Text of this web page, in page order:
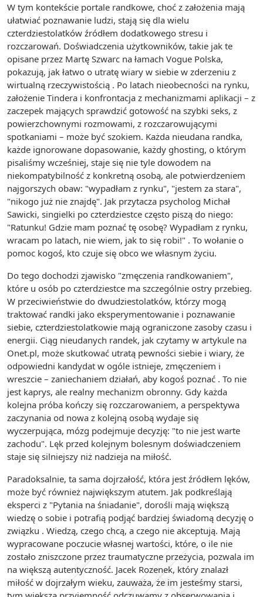
W tym kontekście portale randkowe, choć z założenia mają
ułatwiać poznawanie ludzi, stają się dla wielu
czterdziestolatków źródłem dodatkowego stresu i
rozczarowań. Doświadczenia użytkowników, takie jak te
opisane przez Martę Szwarc na łamach Vogue Polska,
pokazują, jak łatwo o utratę wiary w siebie w zderzeniu z
wirtualną rzeczywistością . Po latach nieobecności na rynku,
założenie Tindera i konfrontacja z mechanizmami aplikacji – z
zaczepek mających sprawdzić gotowość na szybki seks, z
powierzchownymi rozmowami, z rozczarowującymi
spotkaniami – może być szokiem. Każda nieudana randka,
każde ignorowane dopasowanie, każdy ghosting, o którym
pisaliśmy wcześniej, staje się nie tyle dowodem na
niekompatybilność z konkretną osobą, ale potwierdzeniem
najgorszych obaw: "wypadłam z rynku", "jestem za stara",
"nikogo już nie znajdę". Jak przytacza psycholog Michał
Sawicki, singielki po czterdziestce często piszą do niego:
"Ratunku! Gdzie mam poznać tę osobę? Wypadłam z rynku,
wracam po latach, nie wiem, jak to się robi!" . To wołanie o
pomoc kogoś, kto czuje się obco we własnym życiu.
Do tego dochodzi zjawisko "zmęczenia randkowaniem",
które u osób po czterdziestce ma szczególnie ostry przebieg.
W przeciwieństwie do dwudziestolatków, którzy mogą
traktować randki jako eksperymentowanie i poznawanie
siebie, czterdziestolatkowie mają ograniczone zasoby czasu i
energii. Ciąg nieudanych randek, jak czytamy w artykule na
Onet.pl, może skutkować utratą pewności siebie i wiary, że
odpowiedni kandydat w ogóle istnieje, zmęczeniem i
wreszcie – zaniechaniem działań, aby kogoś poznać . To nie
jest kaprys, ale realny mechanizm obronny. Gdy każda
kolejna próba kończy się rozczarowaniem, a perspektywa
zaczynania od nowa z kolejną osobą wydaje się
wyczerpująca, mózg podejmuje decyzję: "to nie jest warte
zachodu". Lęk przed kolejnym bolesnym doświadczeniem
staje się silniejszy niż nadzieja na miłość.
Paradoksalnie, ta sama dojrzałość, która jest źródłem lęków,
może być również największym atutem. Jak podkreślają
eksperci z "Pytania na śniadanie", dorośli mają większą
wiedzę o sobie i potrafią podjąć bardziej świadomą decyzję o
związku . Wiedzą, czego chcą, a czego nie akceptują. Mają
wypracowane poczucie własnej wartości, które, o ile nie
zostało zniszczone przez traumatyczne przeżycia, pozwala im
na większą autentyczność. Jacek Rozenek, który znalazł
miłość w dojrzałym wieku, zauważa, że im jesteśmy starsi,